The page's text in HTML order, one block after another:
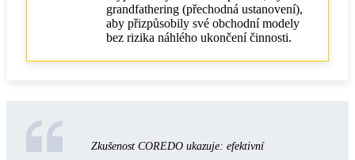
grandfathering (přechodná ustanovení),
aby přizpůsobily své obchodní modely
bez rizika náhlého ukončení činnosti.
Zkušenost COREDO ukazuje: efektivní